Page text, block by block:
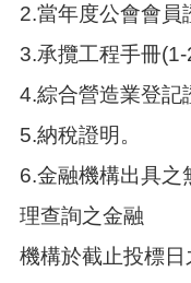
2.當年度公會會員
3.承攬工程手冊(1-
4.綜合營造業登記
5.納稅證明。
6.金融機構出具之
理查詢之金融
機構於截止投標